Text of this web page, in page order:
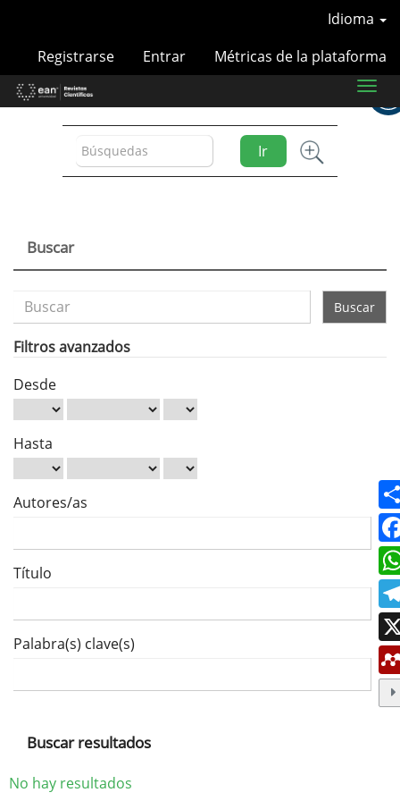
Contenido
principal
Barra
lateral
Idioma
Registrarse
Entrar Métricas de la plataforma
Ir
Toggle
Buscar
Buscar
artículos
por
Filtros avanzados
Desde
Hasta
Autores/as
Título
Palabra(s) clave(s)
Buscar resultados
No hay resultados